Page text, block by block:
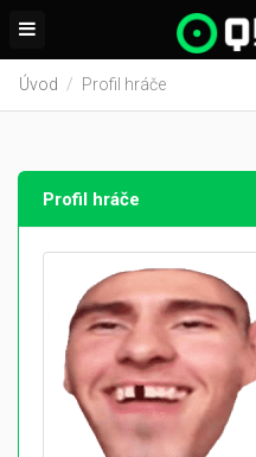
Úvod Profil hráče
Profil hráče